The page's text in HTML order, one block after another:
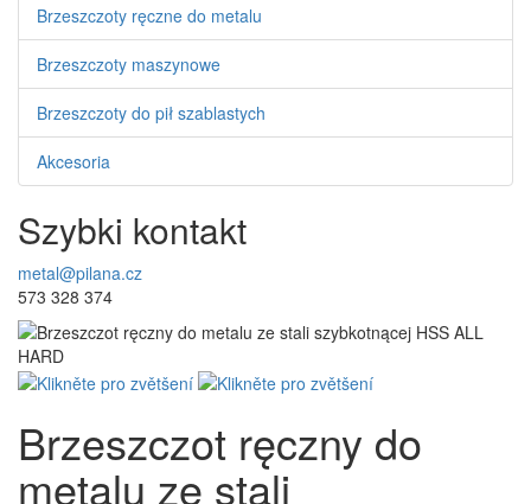
Brzeszczoty ręczne do metalu
Brzeszczoty maszynowe
Brzeszczoty do pił szablastych
Akcesoria
Szybki kontakt
metal@pilana.cz
573 328 374
Brzeszczot ręczny do
metalu ze stali